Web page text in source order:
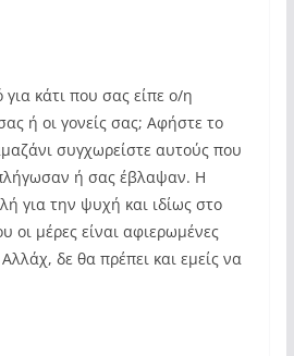
κάτι που σας είπε ο/η
ή οι γονείς σας; Αφήστε το
συγχωρείστε αυτούς που
ή σας έβλαψαν. Η
για την ψυχή και ιδίως στο
οι μέρες είναι αφιερωμένες
δε θα πρέπει και εμείς να